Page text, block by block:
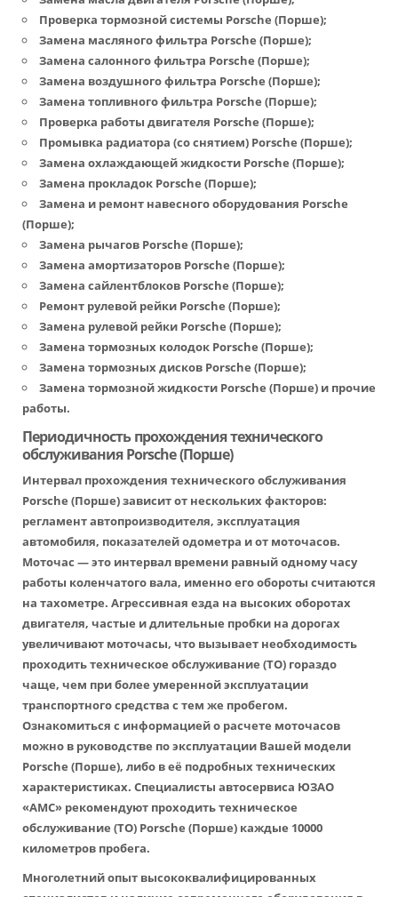
Проверка тормозной системы Porsche (Порше);
Замена масляного фильтра Porsche (Порше);
Замена салонного фильтра Porsche (Порше);
Замена воздушного фильтра Porsche (Порше);
Замена топливного фильтра Porsche (Порше);
Проверка работы двигателя Porsche (Порше);
Промывка радиатора (со снятием) Porsche (Порше);
Замена охлаждающей жидкости Porsche (Порше);
Замена прокладок Porsche (Порше);
Замена и ремонт навесного оборудования Porsche
(Порше);
Замена рычагов Porsche (Порше);
Замена амортизаторов Porsche (Порше);
Замена сайлентблоков Porsche (Порше);
Ремонт рулевой рейки Porsche (Порше);
Замена рулевой рейки Porsche (Порше);
Замена тормозных колодок Porsche (Порше);
Замена тормозных дисков Porsche (Порше);
Замена тормозной жидкости Porsche (Порше) и прочие
работы.
Периодичность прохождения технического
обслуживания Porsche (Порше)
Интервал прохождения технического обслуживания
Porsche (Порше) зависит от нескольких факторов:
регламент автопроизводителя, эксплуатация
автомобиля, показателей одометра и от моточасов.
Моточас — это интервал времени равный одному часу
работы коленчатого вала, именно его обороты считаются
на тахометре. Агрессивная езда на высоких оборотах
двигателя, частые и длительные пробки на дорогах
увеличивают моточасы, что вызывает необходимость
проходить техническое обслуживание (ТО) гораздо
чаще, чем при более умеренной эксплуатации
транспортного средства с тем же пробегом.
Ознакомиться с информацией о расчете моточасов
можно в руководстве по эксплуатации Вашей модели
Porsche (Порше), либо в её подробных технических
характеристиках. Специалисты автосервиса ЮЗАО
«АМС» рекомендуют проходить техническое
обслуживание (ТО) Porsche (Порше) каждые 10000
километров пробега.
Многолетний опыт высококвалифицированных